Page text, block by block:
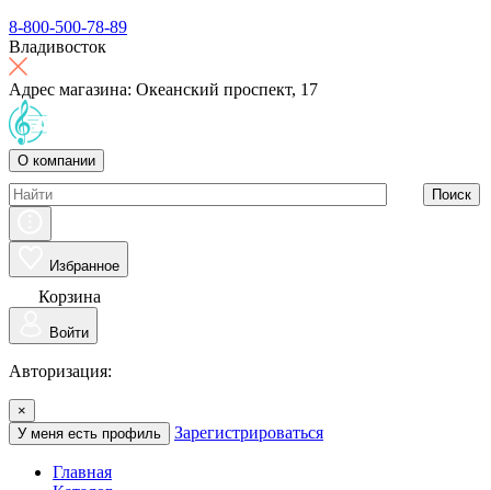
8-800-500-78-89
Владивосток
Адрес магазина: Океанский проспект, 17
О компании
Поиск
Избранное
Корзина
Войти
Авторизация:
×
У меня есть профиль
Зарегистрироваться
Главная